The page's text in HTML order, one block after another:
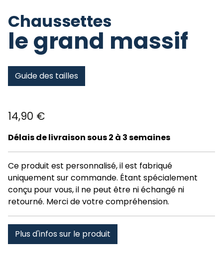
Chaussettes
le grand massif
Guide des tailles
14,90 €
Délais de livraison sous 2 à 3 semaines
Ce produit est personnalisé, il est fabriqué
uniquement sur commande. Étant spécialement
conçu pour vous, il ne peut être ni échangé ni
retourné. Merci de votre compréhension.
Plus d'infos sur le produit